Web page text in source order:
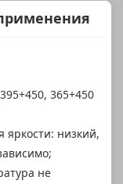
365+450
яркости: низкий,
не